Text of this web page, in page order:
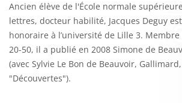
Ancien élève de l'École normale
lettres, docteur habilité, Jacques Deguy
honoraire à l’université de Lille 3.
20-50, il a publié en 2008 Simone de
(avec Sylvie Le Bon de Beauvoir,
"Découvertes").